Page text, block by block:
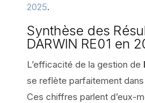
2025.
Synthèse des
DARWIN RE01 en
L’efficacité de la gestion de
se reflète parfaitement
Ces chiffres parlent d’eux-